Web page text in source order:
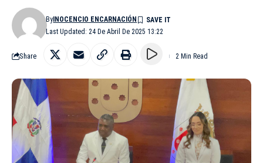
Last Updated: 24 De Abril De 2025 13:22
ByINOCENCIO ENCARNACIÓN
Share 2 Min Read